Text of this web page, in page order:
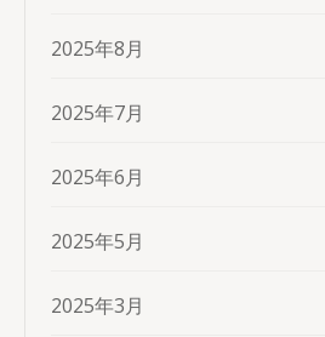
2025年8月
2025年7月
2025年6月
2025年5月
2025年3月